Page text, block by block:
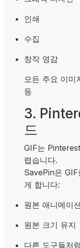
인쇄
수집
창작 영감
모든 주요 이
등
3.
드
GIF는
렵습니다.
SavePin은
게 합니다:
원본 애니메이
원본 크기 유지
다른 도구들처